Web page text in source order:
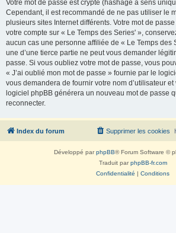
Votre mot de passe est crypté (hashage à sens
Cependant, il est recommandé de ne pas utiliser le
plusieurs sites Internet différents. Votre mot de
votre compte sur « Le Temps des Series' »,
aucun cas une personne affiliée de « Le Temps des
une d’une tierce partie ne peut vous demander
passe. Si vous oubliez votre mot de passe, vous
« J’ai oublié mon mot de passe » fournie par le
vous demandera de fournir votre nom d’utilisateur
logiciel phpBB générera un nouveau mot de passe
reconnecter.
Index du forum Supprimer les cookies
Développé parphpBB® Forum Software ©
Traduit parphpBB-fr.com
Confidentialité | Conditions